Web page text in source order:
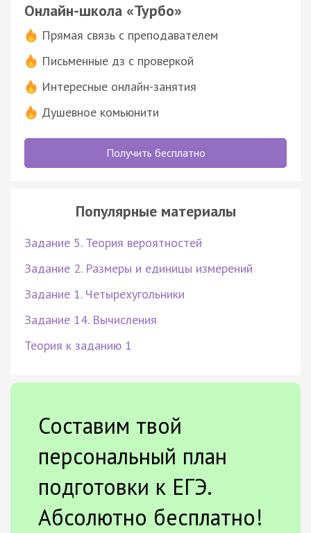
Онлайн-школа «Турбо»
Прямая связь с преподавателем
Письменные дз с проверкой
Интересные онлайн-занятия
Душевное комьюнити
Получить бесплатно
Популярные материалы
Задание 5. Теория вероятностей
Задание 2. Размеры и единицы измерений
Задание 1. Четырехугольники
Задание 14. Вычисления
Теория к заданию 1
Составим твой
персональный план
подготовки к ЕГЭ.
Абсолютно бесплатно!